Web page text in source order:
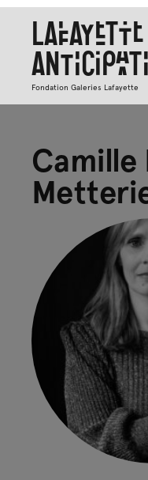
Lafayette
Fondation Galeries Lafayette
Camille